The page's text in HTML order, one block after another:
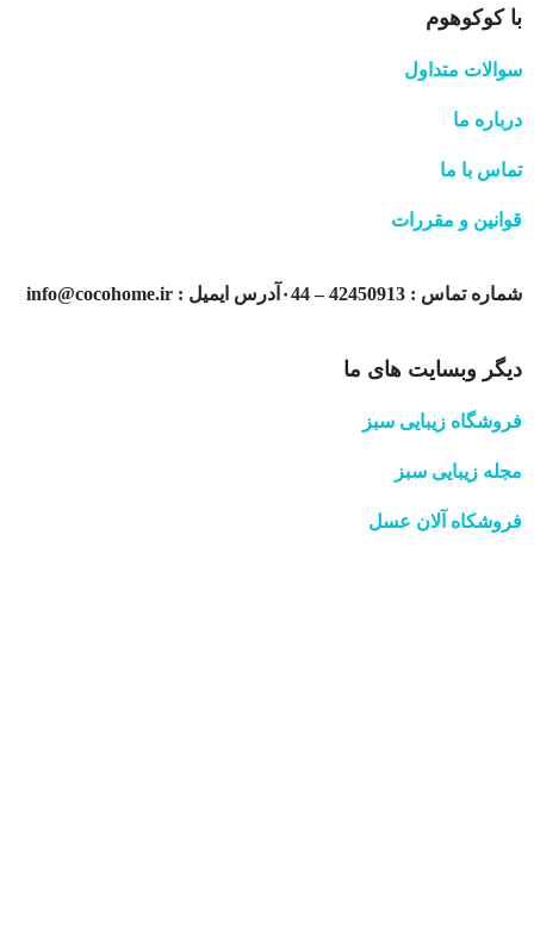
با کوکوهوم
سوالات متداول
درباره ما
تماس با ما
قوانین و مقررات
شماره تماس : 42450913 – ۰44آدرس ایمیل : info@cocohome.ir
دیگر وبسایت های ما
فروشگاه زیبایی سبز
مجله زیبایی سبز
فروشکاه آلان عسل